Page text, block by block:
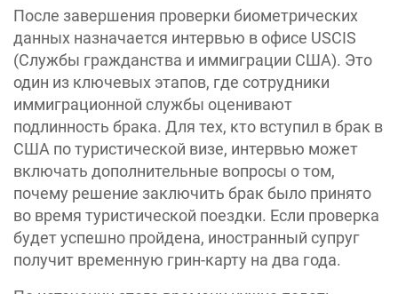
После завершения проверки биометрических
данных назначается интервью в офисе USCIS
(Службы гражданства и иммиграции США). Это
один из ключевых этапов, где сотрудники
иммиграционной службы оценивают
подлинность брака. Для тех, кто вступил в брак в
США по туристической визе, интервью может
включать дополнительные вопросы о том,
почему решение заключить брак было принято
во время туристической поездки. Если проверка
будет успешно пройдена, иностранный супруг
получит временную грин-карту на два года.